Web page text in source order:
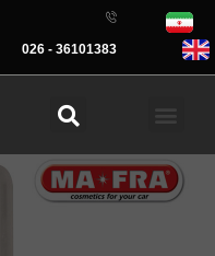
36101383 - 026